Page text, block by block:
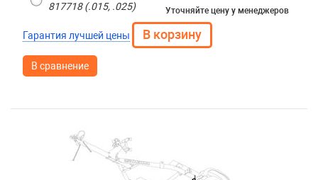
817718 (.015, .025)
Уточняйте цену у менеджеров
Гарантия лучшей цены
В сравнение